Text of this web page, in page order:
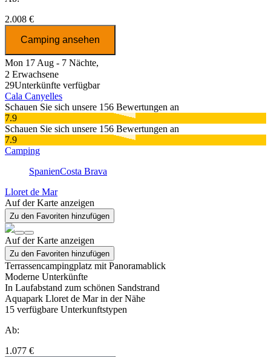
2.008 €
Camping ansehen
Mon 17 Aug - 7 Nächte,
2 Erwachsene
29Unterkünfte verfügbar
Cala Canyelles
Schauen Sie sich unsere 156 Bewertungen an
7.9
Schauen Sie sich unsere 156 Bewertungen an
7.9
Camping
SpanienCosta Brava
Lloret de Mar
Auf der Karte anzeigen
Zu den Favoriten hinzufügen
Auf der Karte anzeigen
Zu den Favoriten hinzufügen
Terrassencampingplatz mit Panoramablick
Moderne Unterkünfte
In Laufabstand zum schönen Sandstrand
Aquapark Lloret de Mar in der Nähe
15 verfügbare Unterkunftstypen
Ab:
1.077 €